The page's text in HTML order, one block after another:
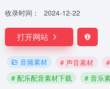
收录时间： 2024-12-22
打开网站
音频素材 # 声音素材
# 配乐配音素材下载
# 音乐